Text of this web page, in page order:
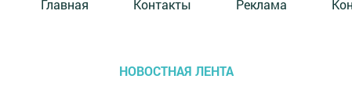
Главная Контакты Реклама
НОВОСТНАЯ ЛЕНТА